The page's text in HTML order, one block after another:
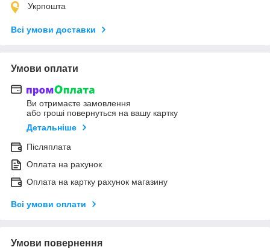
Укрпошта
Всі умови доставки
Умови оплати
Ви отримаєте замовлення
або гроші повернуться на вашу картку
Детальніше
Післяплата
Оплата на рахунок
Оплата на картку рахунок магазину
Всі умови оплати
Умови повернення